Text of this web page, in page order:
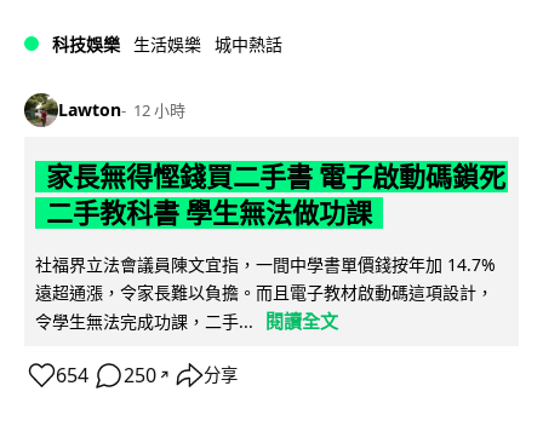
科技娛樂 生活娛樂 城中熱話
Lawton 12 小時
家長無得慳錢買二手書 電子啟動碼鎖死
二手教科書 學生無法做功課
社福界立法會議員陳文宜指，一間中學書單價錢按年加 14.7%
遠超通漲，令家長難以負擔。而且電子教材啟動碼這項設計，
令學生無法完成功課，二手...
閱讀全文
654 250 ↗ 分享